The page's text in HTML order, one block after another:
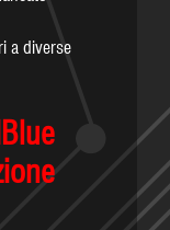
a diverse